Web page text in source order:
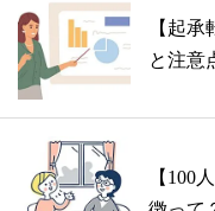
【起
と注意
【100